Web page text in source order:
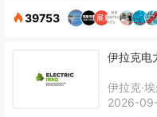
39753
伊拉克电
伊拉克·
2026-